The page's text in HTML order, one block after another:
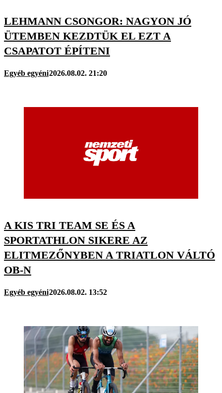
LEHMANN CSONGOR: NAGYON JÓ
ÜTEMBEN KEZDTÜK EL EZT A
CSAPATOT ÉPÍTENI
Egyéb egyéni2026.08.02. 21:20
A KIS TRI TEAM SE ÉS A
SPORTATHLON SIKERE AZ
ELITMEZŐNYBEN A TRIATLON VÁLTÓ
OB-N
Egyéb egyéni2026.08.02. 13:52